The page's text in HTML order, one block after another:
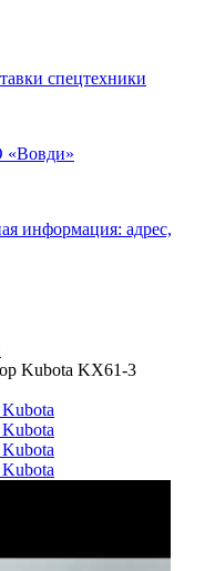
спецтехники
«Вовди»
информация: адрес,
Kubota KX61-3